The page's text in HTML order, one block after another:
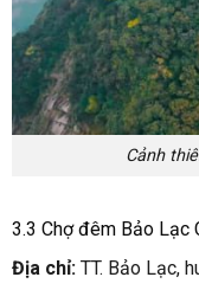
Cảnh
3.3 Chợ đêm Bảo Lạc
Địa chỉ:TT. Bảo Lạc,